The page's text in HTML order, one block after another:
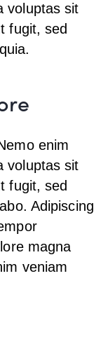
voluptas sit
fugit, sed
enim
voluptas sit
fugit, sed
Adipiscing
magna
veniam